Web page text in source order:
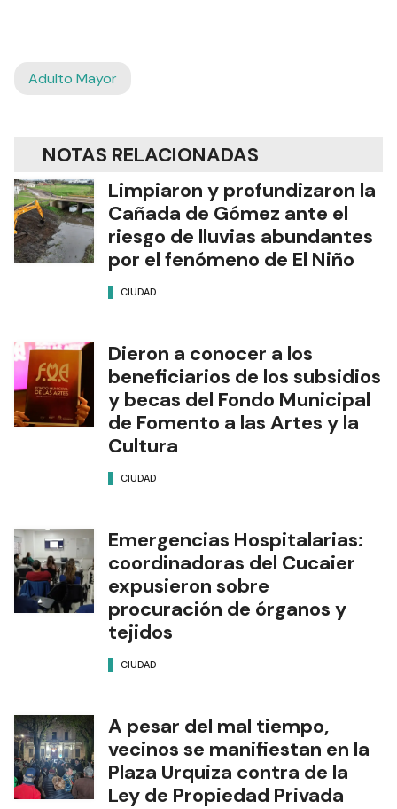
Adulto Mayor
NOTAS RELACIONADAS
Limpiaron y profundizaron la
Cañada de Gómez ante el
riesgo de lluvias abundantes
por el fenómeno de El Niño
CIUDAD
Dieron a conocer a los
beneficiarios de los subsidios
y becas del Fondo Municipal
de Fomento a las Artes y la
Cultura
CIUDAD
Emergencias Hospitalarias:
coordinadoras del Cucaier
expusieron sobre
procuración de órganos y
tejidos
CIUDAD
A pesar del mal tiempo,
vecinos se manifiestan en la
Plaza Urquiza contra de la
Ley de Propiedad Privada